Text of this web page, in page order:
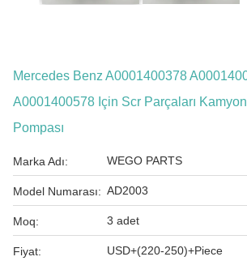
Mercedes Benz A0001400378
A0001400578 Için Scr Parçaları
Pompası
Marka Adı: WEGO PARTS
Model Numarası: AD2003
Moq: 3 adet
Fiyat: USD+(220-250)+Piece